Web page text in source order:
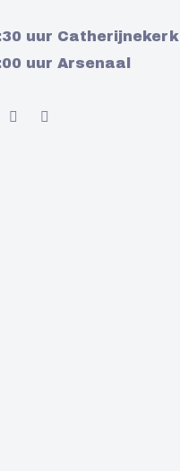
uur Catherijnekerk
uur Arsenaal